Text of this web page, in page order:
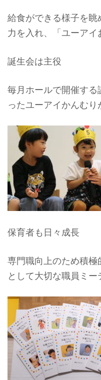
給食ができる様子を眺
力を入れ、「ユーアイ
誕生会は主役
毎月ホールで開催する
ったユーアイかんむり
保育者も日々成長
専門職向上のため積
として大切な職員ミー